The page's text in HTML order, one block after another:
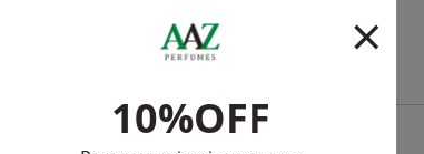
Que viu, viu também
-R$ 241,00